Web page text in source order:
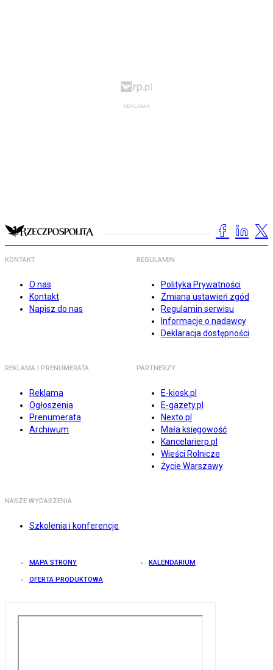
KONTAKT
O nas
Kontakt
Napisz do nas
REGULAMIN
Polityka Prywatności
Zmiana ustawień zgód
Regulamin serwisu
Informacje o nadawcy
Deklaracja dostępności
REKLAMA I PRENUMERATA
Reklama
Ogłoszenia
Prenumerata
Archiwum
PARTNERZY
E-kiosk.pl
E-gazety.pl
Nexto.pl
Mała księgowość
Kancelarierp.pl
Wieści Rolnicze
Życie Warszawy
NASZE WYDARZENIA
Szkolenia i konferencje
MAPA STRONY KALENDARIUM
OFERTA PRODUKTOWA